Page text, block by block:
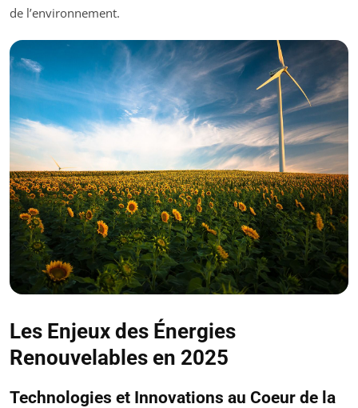
de l’environnement.
Les Enjeux des Énergies
Renouvelables en 2025
Technologies et Innovations au Coeur de la